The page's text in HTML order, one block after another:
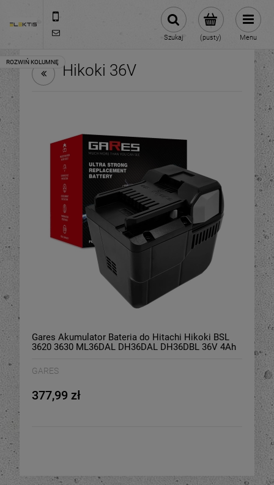
(pusty)
Szukaj Menu
Hikoki 36V
Gares Akumulator Bateria do Hitachi Hikoki BSL
3620 3630 ML36DAL DH36DAL DH36DBL 36V 4Ah
GARES
377,99 zł